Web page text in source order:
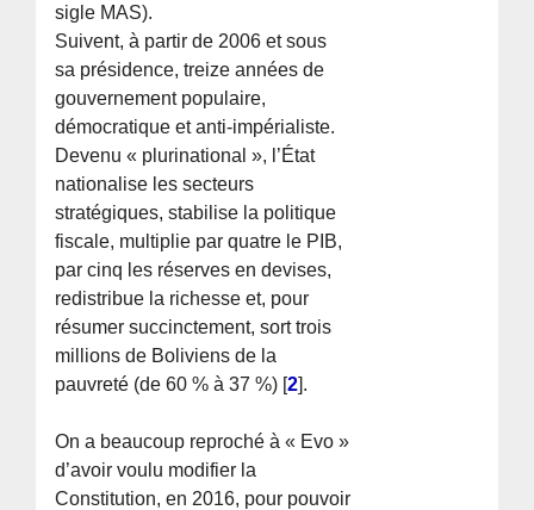
sigle MAS).
Suivent, à partir de 2006 et sous
sa présidence, treize années de
gouvernement populaire,
démocratique et anti-impérialiste.
Devenu « plurinational », l’État
nationalise les secteurs
stratégiques, stabilise la politique
fiscale, multiplie par quatre le PIB,
par cinq les réserves en devises,
redistribue la richesse et, pour
résumer succinctement, sort trois
millions de Boliviens de la
pauvreté (de 60 % à 37 %) [2].
On a beaucoup reproché à « Evo »
d’avoir voulu modifier la
Constitution, en 2016, pour pouvoir